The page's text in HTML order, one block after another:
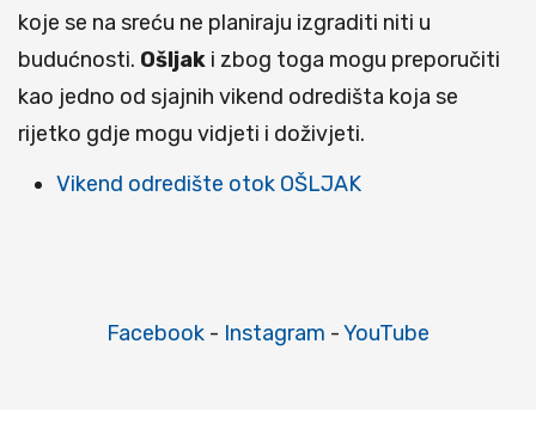
koje se na sreću ne planiraju izgraditi niti u
budućnosti. Ošljak i zbog toga mogu preporučiti
kao jedno od sjajnih vikend odredišta koja se
rijetko gdje mogu vidjeti i doživjeti.
Vikend odredište otok OŠLJAK
Facebook - Instagram -YouTube